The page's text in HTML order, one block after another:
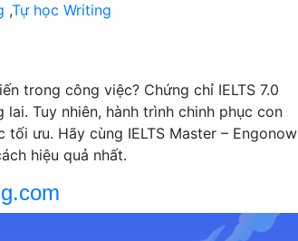
,Tự học Writing
trong công việc? Chứng chỉ IELTS 7.0
Tuy nhiên, hành trình chinh phục con
ưu. Hãy cùng IELTS Master – Engonow
hiệu quả nhất.